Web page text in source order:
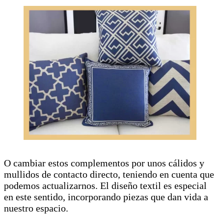
O cambiar estos complementos por unos cálidos y
mullidos de contacto directo, teniendo en cuenta que
podemos actualizarnos. El diseño textil es especial
en este sentido, incorporando piezas que dan vida a
nuestro espacio.